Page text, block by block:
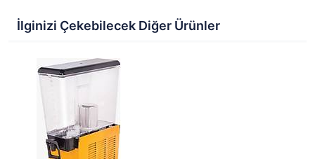
İlginizi Çekebilecek Diğer Ürünler